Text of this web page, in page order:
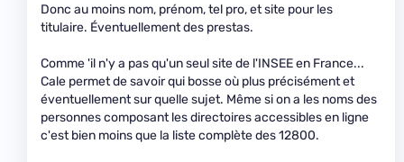
Donc au moins nom, prénom, tel pro, et site pour les
titulaire. Éventuellement des prestas.
Comme 'il n'y a pas qu'un seul site de l'INSEE en France...
Cale permet de savoir qui bosse où plus précisément et
éventuellement sur quelle sujet. Même si on a les noms des
personnes composant les directoires accessibles en ligne
c'est bien moins que la liste complète des 12800.